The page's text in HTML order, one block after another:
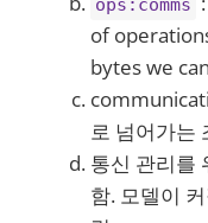
ops:comms
of
bytes we
로 넘어가는
통신 관리를
함. 모델이